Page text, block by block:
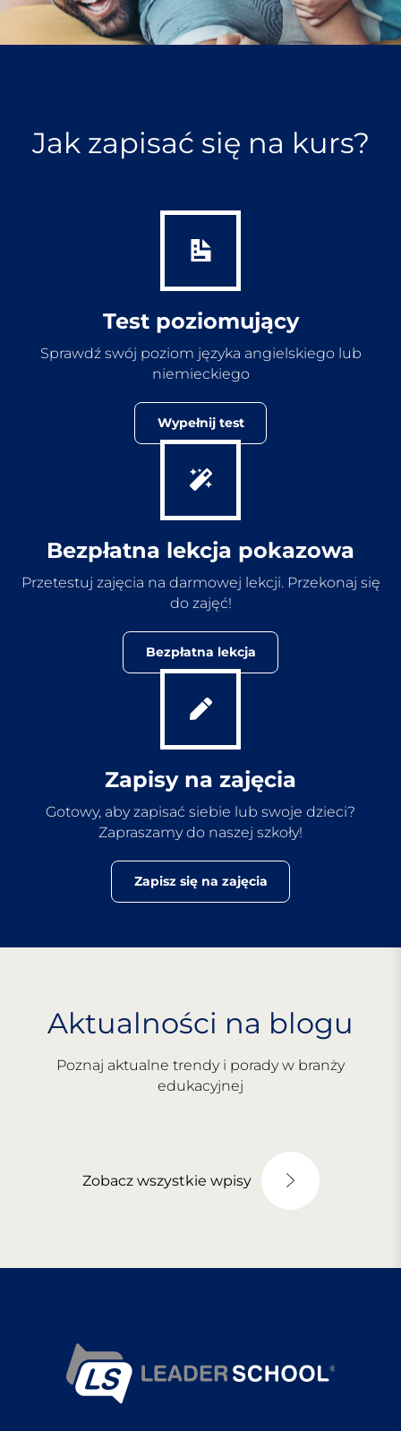
Jak zapisać się na kurs?
Test poziomujący
Sprawdź swój poziom języka angielskiego lub
niemieckiego
Wypełnij test
Bezpłatna lekcja pokazowa
Przetestuj zajęcia na darmowej lekcji. Przekonaj się
do zajęć!
Bezpłatna lekcja
Zapisy na zajęcia
Gotowy, aby zapisać siebie lub swoje dzieci?
Zapraszamy do naszej szkoły!
Zapisz się na zajęcia
Aktualności na blogu
Poznaj aktualne trendy i porady w branży
edukacyjnej
Zobacz wszystkie wpisy